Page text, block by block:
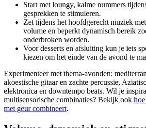
Start met loungy, kalme nummers
gesprekken te stimuleren.
Zet tijdens het hoofdgerecht muziek
volume en beperkt dynamisch bereik
onderbroken worden.
Voor desserts en afsluiting kun je iets
kiezen om het einde van de avond te
Experimenteer met thema-avonden:
akoestische gitaar en zachte percussie,
elektronica en downtempo beats. Wil je
multisensorische combinaties? Bekijk ook
met geur combineert.